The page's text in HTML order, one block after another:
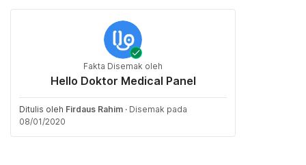
Fakta Disemak oleh
Hello Doktor Medical Panel
Ditulis oleh Firdaus Rahim · Disemak pada
08/01/2020